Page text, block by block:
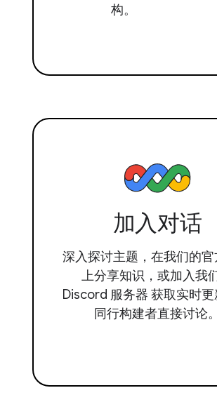
构。
加入对话
深入探讨主题，在我们的
上分享知识，或加入我
Discord 服务器 获取实时
同行构建者直接讨论。